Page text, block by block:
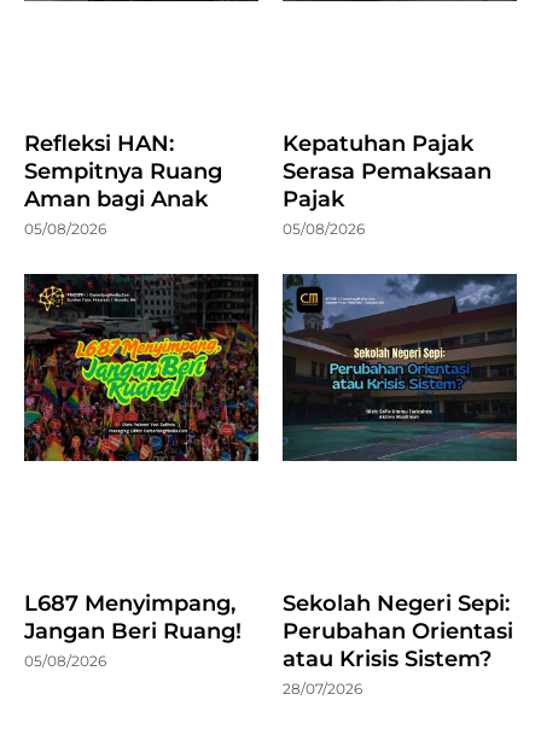
Refleksi HAN:
Sempitnya Ruang
Aman bagi Anak
05/08/2026
Kepatuhan Pajak
Serasa Pemaksaan
Pajak
05/08/2026
L687 Menyimpang,
Jangan Beri Ruang!
05/08/2026
Sekolah Negeri Sepi:
Perubahan Orientasi
atau Krisis Sistem?
28/07/2026